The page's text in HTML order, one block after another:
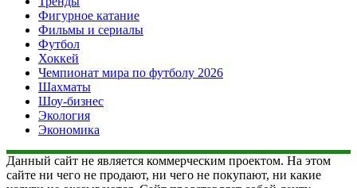
Фигурное катание
Фильмы и сериалы
Футбол
Хоккей
Чемпионат мира по футболу 2026
Шахматы
Шоу-бизнес
Экология
Экономика
Данный сайт не является коммерческим проектом. На этом
сайте ни чего не продают, ни чего не покупают, ни какие